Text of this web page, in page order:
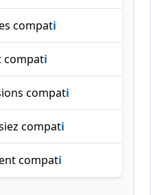
compati
compati
compati
compati
compati